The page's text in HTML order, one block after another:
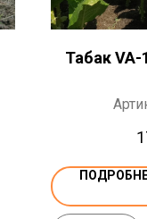
Табак VA-